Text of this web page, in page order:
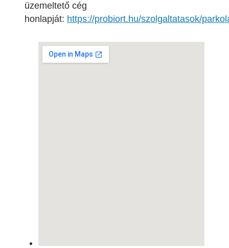
üzemeltető cég
honlapját: https://probiort.hu/szolgaltatasok/